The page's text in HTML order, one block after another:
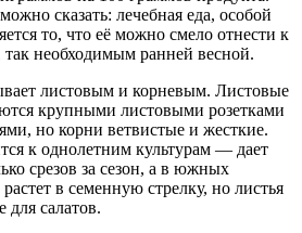
сказать: лечебная еда, особой
то, что её можно смело отнести к
необходимым ранней весной.
листовым и корневым. Листовые
крупными листовыми розетками
но корни ветвистые и жесткие.
к однолетним культурам — дает
срезов за сезон, а в южных
в семенную стрелку, но листья
для салатов.